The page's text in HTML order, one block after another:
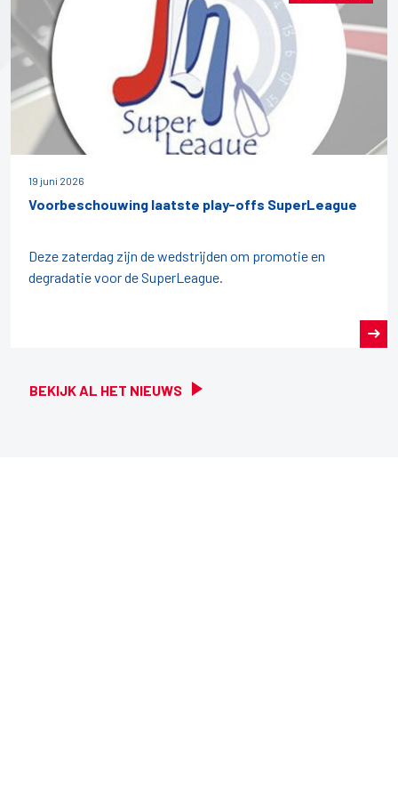
BEKIJK AL HET NIEUWS
19 juni 2026
Voorbeschouwing laatste play-offs SuperLeague
Deze zaterdag zijn de wedstrijden om promotie en
degradatie voor de SuperLeague.